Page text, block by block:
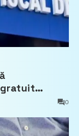
bunurile
0